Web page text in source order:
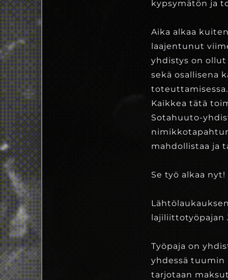
kypsymätön ja
Aika alkaa
laajentunut
yhdistys on
sekä osallisena
toteuttamisessa.
Kaikkea tätä
Sotahuuto-
mahdollistaa ja
Se työ alkaa nyt!
lajiliittotyöpajan
Työpaja on
yhdessä
tarjotaan